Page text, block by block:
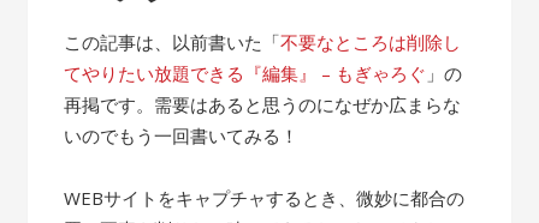
この記事は、以前書いた「不要なところは削除し
てやりたい放題できる『編集』 – もぎゃろぐ 」の
再掲です。需要はあると思うのになぜか広まらな
いのでもう一回書いてみる！
WEBサイトをキャプチャするとき、微妙に都合の